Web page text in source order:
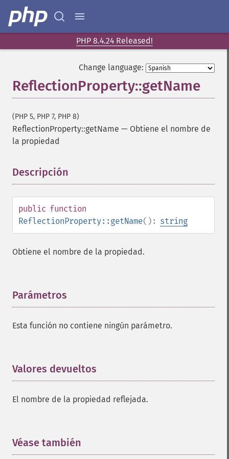
PHP 8.4.24 Released!
Change language:
ReflectionProperty::getName
(PHP 5, PHP 7, PHP 8)
ReflectionProperty::getName — Obtiene el nombre de
la propiedad
Descripción
public function
ReflectionProperty::getName(): string
Obtiene el nombre de la propiedad.
Parámetros
Esta función no contiene ningún parámetro.
Valores devueltos
El nombre de la propiedad reflejada.
Véase también